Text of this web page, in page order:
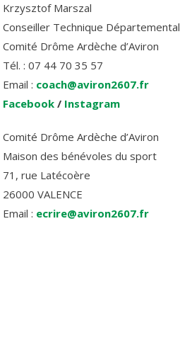
Krzysztof Marszal
Conseiller Technique Départemental
Comité Drôme Ardèche d’Aviron
Tél. : 07 44 70 35 57
Email : coach@aviron2607.fr
Facebook / Instagram
Comité Drôme Ardèche d’Aviron
Maison des bénévoles du sport
71, rue Latécoère
26000 VALENCE
Email : ecrire@aviron2607.fr